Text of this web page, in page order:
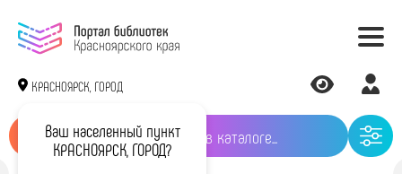
КРАСНОЯРСК, ГОРОД
Ваш населенный пункт
КРАСНОЯРСК, ГОРОД?